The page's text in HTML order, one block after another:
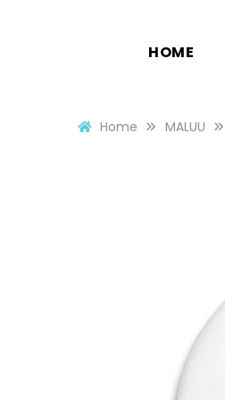
HOME
Home MALUU